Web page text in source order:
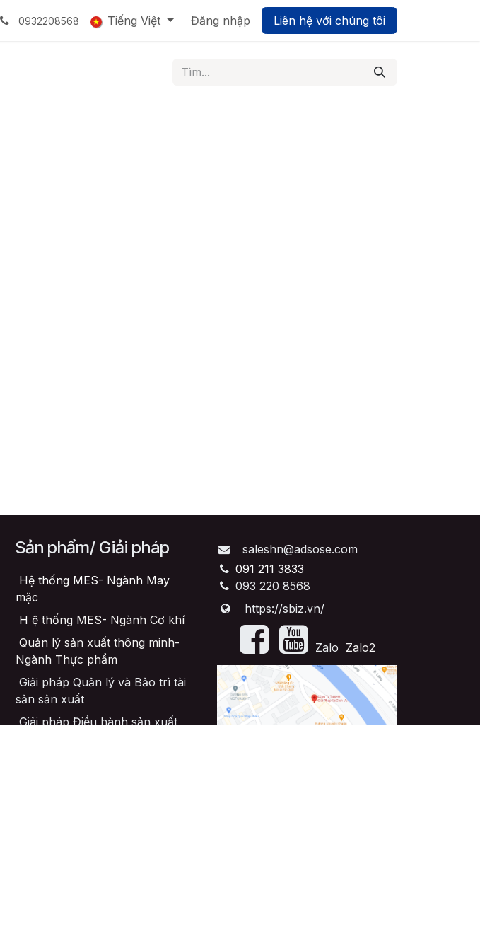
LIÊN HỆ Tuyển dụng SmartBiz UMP - Nền tảng Quản trị Hợp nhất
0932208568 Tiếng Việt Đăng nhập Liên hệ với chúng tôi
Sản phẩm/ Giải pháp
Hệ thống MES- Ngành May
mặc
H ệ thống MES- Ngành Cơ khí
Quản lý sản xuất thông minh-
Ngành Thực phẩm
Giải pháp Quản lý và Bảo trì tài
sản sản xuất
Giải pháp Điều hành sản xuất
saleshn@adsose.com
091 211 3833
093 220 8568
https://sbiz.vn/
​Zalo Zalo2